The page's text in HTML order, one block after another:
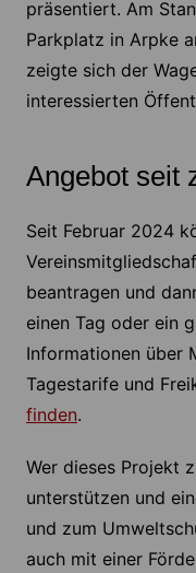
präsentiert. Am
Parkplatz in Arpke
zeigte sich der
interessierten
Angebot seit
Seit Februar 2024
beantragen und
einen Tag oder ein
Informationen über
Tagestarife und
finden.
Wer dieses Projekt
unterstützen und
und zum
auch mit einer